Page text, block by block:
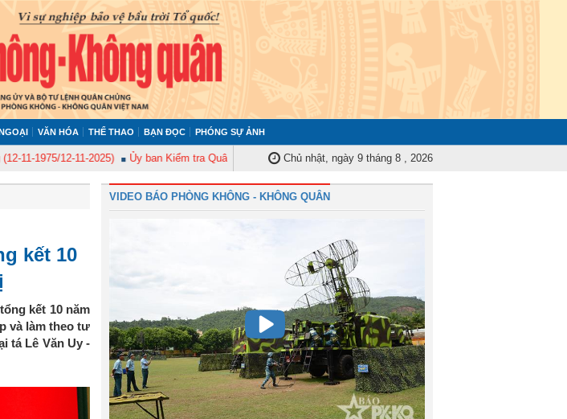
VĂN HÓA THỂ THAO BẠN ĐỌC PHÓNG SỰ ẢNH
12-11-2025) Ủy ban Kiểm tra Quân ủy Trung ương tập huấn nghiệp vụ công tác kiểm tra, giám sát năm 2025
Chủ nhật, ngày 9 tháng 8 , 2026
kết 10
kết 10 năm
và làm theo tư
tá Lê Văn Uy -
VIDEO BÁO PHÒNG KHÔNG - KHÔNG QUÂN